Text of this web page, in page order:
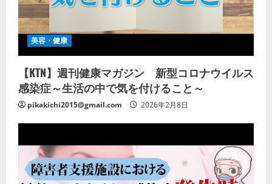
美容・健康
【KTN】週刊健康マガジン 新型コロナウイルス
感染症～生活の中で気を付けること～
pikakichi2015@gmail.com 2026年2月8日